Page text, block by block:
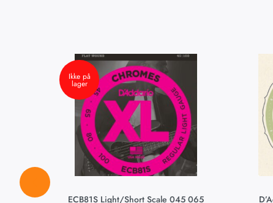
Ikke på
lager
ECB81S Light/Short Scale 045 065